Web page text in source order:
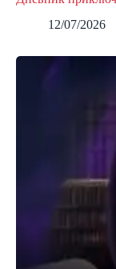
12/07/2026